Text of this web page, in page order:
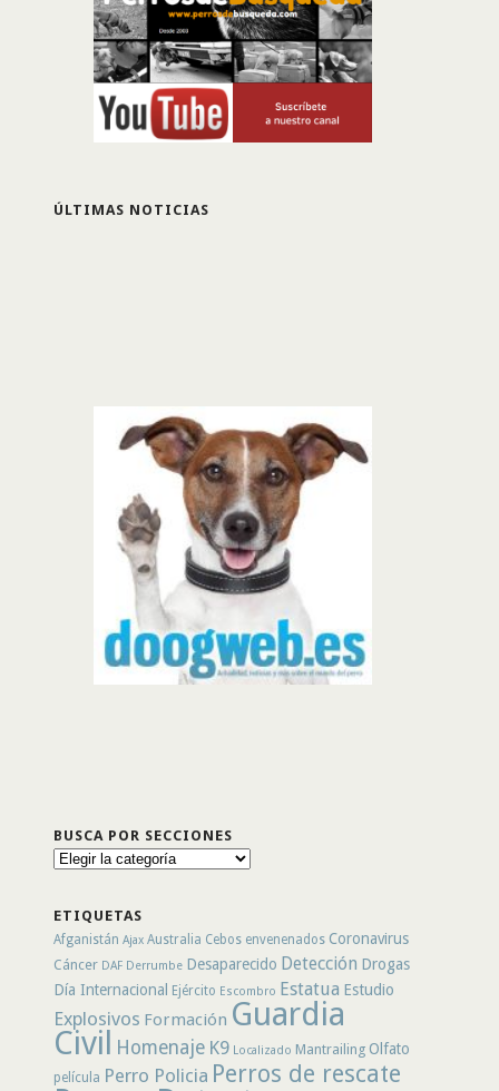
ÚLTIMAS NOTICIAS
BUSCA POR SECCIONES
Busca
ETIQUETAS
Afganistán Ajax Australia Cebos envenenados Coronavirus
Cáncer DAF Derrumbe Desaparecido Detección Drogas
Día Internacional
Ejército Escombro Estatua Estudio
Explosivos Formación Guardia
Civil Homenaje K9 Localizado Mantrailing Olfato
película Perro Policia Perros de rescate